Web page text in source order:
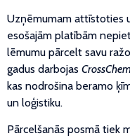
Uzņēmumam attīstoties
esošajām platībām
lēmumu pārcelt savu
gadus darbojas CrossChem
kas nodrošina beramo
un loģistiku.
Pārcelšanās posmā tiek